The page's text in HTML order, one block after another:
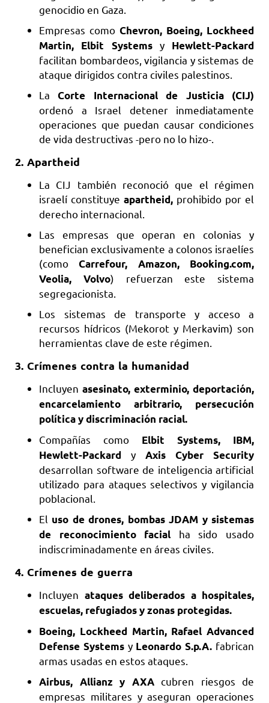
genocidio en Gaza.
Empresas como Chevron, Boeing, Lockheed
Martin, Elbit Systems y Hewlett-Packard
facilitan bombardeos, vigilancia y sistemas de
ataque dirigidos contra civiles palestinos.
LaCorte Internacional de Justicia (CIJ)
ordenó a Israel detener inmediatamente
operaciones que puedan causar condiciones
de vida destructivas -pero no lo hizo-.
2. Apartheid
La CIJ también reconoció que el régimen
israelí constituye apartheid, prohibido por el
derecho internacional.
Las empresas que operan en colonias y
benefician exclusivamente a colonos israelíes
(comoCarrefour, Amazon, Booking.com,
Veolia, Volvo) refuerzan este sistema
segregacionista.
Los sistemas de transporte y acceso a
recursos hídricos (Mekorot y Merkavim) son
herramientas clave de este régimen.
3. Crímenes contra la humanidad
Incluyen asesinato, exterminio, deportación,
encarcelamiento arbitrario, persecución
política y discriminación racial.
Compañías como Elbit Systems, IBM,
Hewlett-Packard y Axis Cyber Security
desarrollan software de inteligencia artificial
utilizado para ataques selectivos y vigilancia
poblacional.
El uso de drones, bombas JDAM y sistemas
de reconocimiento facial ha sido usado
indiscriminadamente en áreas civiles.
4. Crímenes de guerra
Incluyen ataques deliberados a hospitales,
escuelas, refugiados y zonas protegidas.
Boeing, Lockheed Martin, Rafael Advanced
Defense Systems y Leonardo S.p.A. fabrican
armas usadas en estos ataques.
Airbus, Allianz y AXA cubren riesgos de
empresas militares y aseguran operaciones